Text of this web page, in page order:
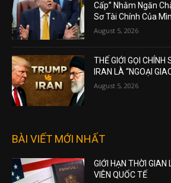
Cấp” Nhằm Ngăn
Sơ Tài Chính Của
August 5, 2026
THẾ GIỚI GỌI
IRAN LÀ “NGOẠI
August 5, 2026
BÀI VIẾT MỚI NHẤT
GIỚI HẠN THỜI GIAN
VIÊN QUỐC TẾ